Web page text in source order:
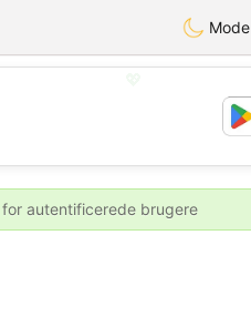
Mode
autentificerede brugere